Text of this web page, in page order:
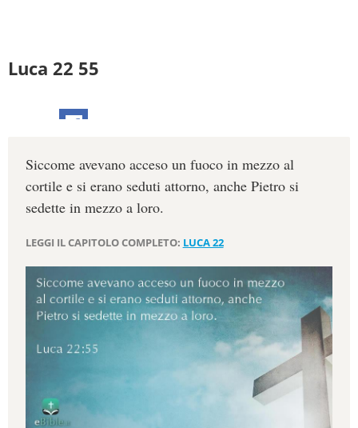
Luca 22 55
Siccome avevano acceso un fuoco in mezzo al
cortile e si erano seduti attorno, anche Pietro si
sedette in mezzo a loro.
LEGGI IL CAPITOLO COMPLETO: LUCA 22